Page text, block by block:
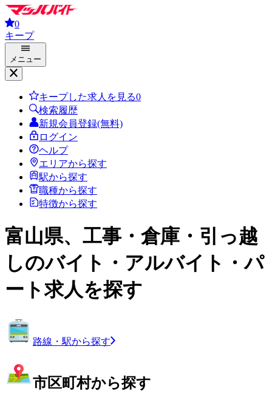
0
キープ
メニュー
キープした求人を見る0
検索履歴
新規会員登録(無料)
ログイン
ヘルプ
エリアから探す
駅から探す
職種から探す
特徴から探す
富山県、工事・倉庫・引っ越
しのバイト・アルバイト・パ
ート求人を探す
路線・駅から探す
市区町村から探す